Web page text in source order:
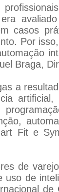
casos
Por
Braga,
a
Fit e
de
de